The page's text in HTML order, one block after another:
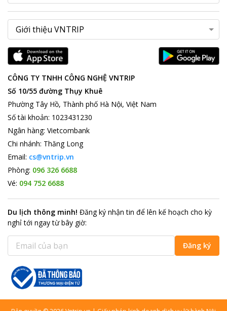
CÔNG TY TNHH CÔNG NGHỆ VNTRIP
Số 10/55 đường Thụy Khuê
Phường Tây Hồ, Thành phố Hà Nội, Việt Nam
Số tài khoản: 1023431230
Ngân hàng: Vietcombank
Chi nhánh: Thăng Long
Email: cs@vntrip.vn
Phòng: 096 326 6688
Vé: 094 752 6688
Du lịch thông minh! Đăng ký nhận tin để lên kế hoạch cho kỳ
nghỉ tới ngay từ bây giờ:
Đăng ký